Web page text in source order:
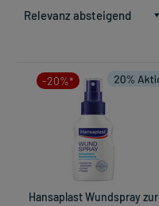
Relevanz absteigend
-20%*
Hansaplast Wundspray zur